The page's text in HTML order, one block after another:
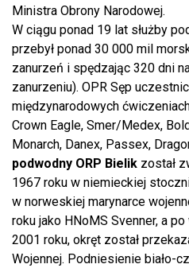
Ministra Obrony Narodowej.
W ciągu ponad 19 lat służby
przebył ponad 30 000 mil
zanurzeń i spędzając 320 dni
zanurzeniu). OPR Sęp
międzynarodowych
Crown Eagle, Smer/Medex,
Monarch, Danex, Passex,
podwodny ORP Bielik został
1967 roku w niemieckiej
w norweskiej marynarce
roku jako HNoMS Svenner, a
2001 roku, okręt został
Wojennej. Podniesienie biało-